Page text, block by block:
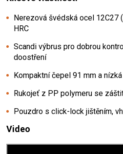
Nerezová švédská ocel 12C27
HRC
Scandi výbrus pro dobrou
doostření
Kompaktní čepel 91 mm a
Rukojeť z PP polymeru se
Pouzdro s click-lock jištěním,
Video